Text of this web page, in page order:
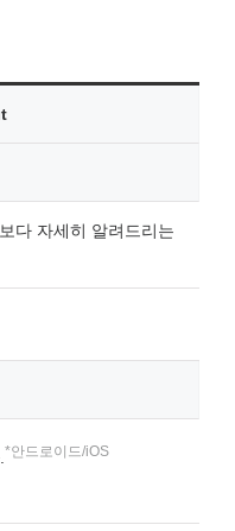
다 자세히 알려드리는
*안드로이드/iOS